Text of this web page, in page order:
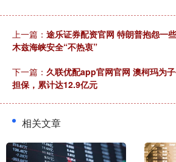
上一篇： 途乐证券配资官网 特朗普抱怨一
木兹海峡安全“不热衷”
下一篇： 久联优配app官网官网 澳柯玛为
担保，累计达12.9亿元
相关文章